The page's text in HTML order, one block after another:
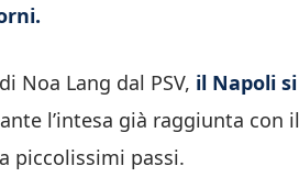
Noa Lang dal PSV, il Napoli si
l’intesa già raggiunta con il
piccolissimi passi.